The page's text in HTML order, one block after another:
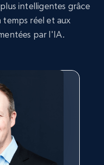
description,
products from
intelligentes grâce
réel et aux
par l'IA.